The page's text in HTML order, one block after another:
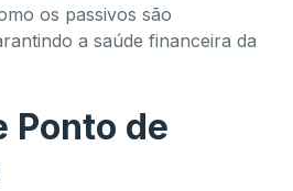
os passivos são
a saúde financeira da
Ponto de